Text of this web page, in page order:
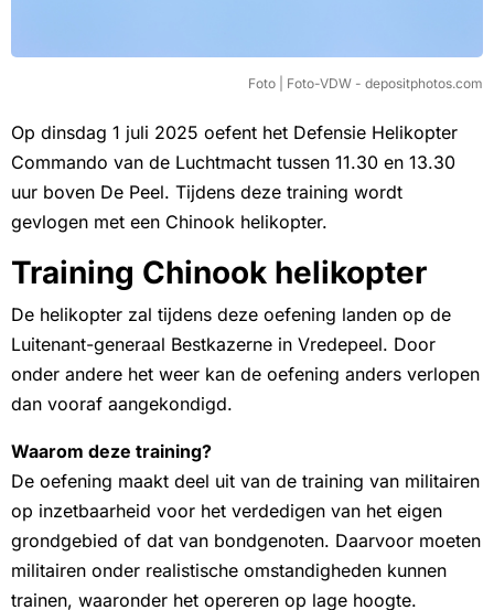
Foto | Foto-VDW - depositphotos.com
Op dinsdag 1 juli 2025 oefent het Defensie Helikopter
Commando van de Luchtmacht tussen 11.30 en 13.30
uur boven De Peel. Tijdens deze training wordt
gevlogen met een Chinook helikopter.
Training Chinook helikopter
De helikopter zal tijdens deze oefening landen op de
Luitenant-generaal Bestkazerne in Vredepeel. Door
onder andere het weer kan de oefening anders verlopen
dan vooraf aangekondigd.
Waarom deze training?
De oefening maakt deel uit van de training van militairen
op inzetbaarheid voor het verdedigen van het eigen
grondgebied of dat van bondgenoten. Daarvoor moeten
militairen onder realistische omstandigheden kunnen
trainen, waaronder het opereren op lage hoogte.